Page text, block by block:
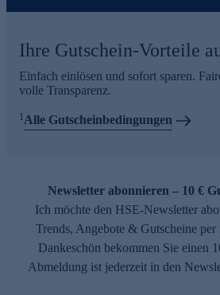
Ihre Gutschein-Vorteile
Einfach einlösen und sofort sparen.
volle Transparenz.
1Alle Gutscheinbedingungen
Newsletter abonnieren – 10 €
Ich möchte den HSE-Newsletter
Trends, Angebote & Gutscheine
Dankeschön bekommen Sie einen
Abmeldung ist jederzeit in den